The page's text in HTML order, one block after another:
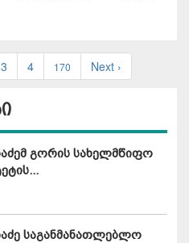
3 4 170 Next ›
გორის სახელმწიფო
საგანმანათლებლო